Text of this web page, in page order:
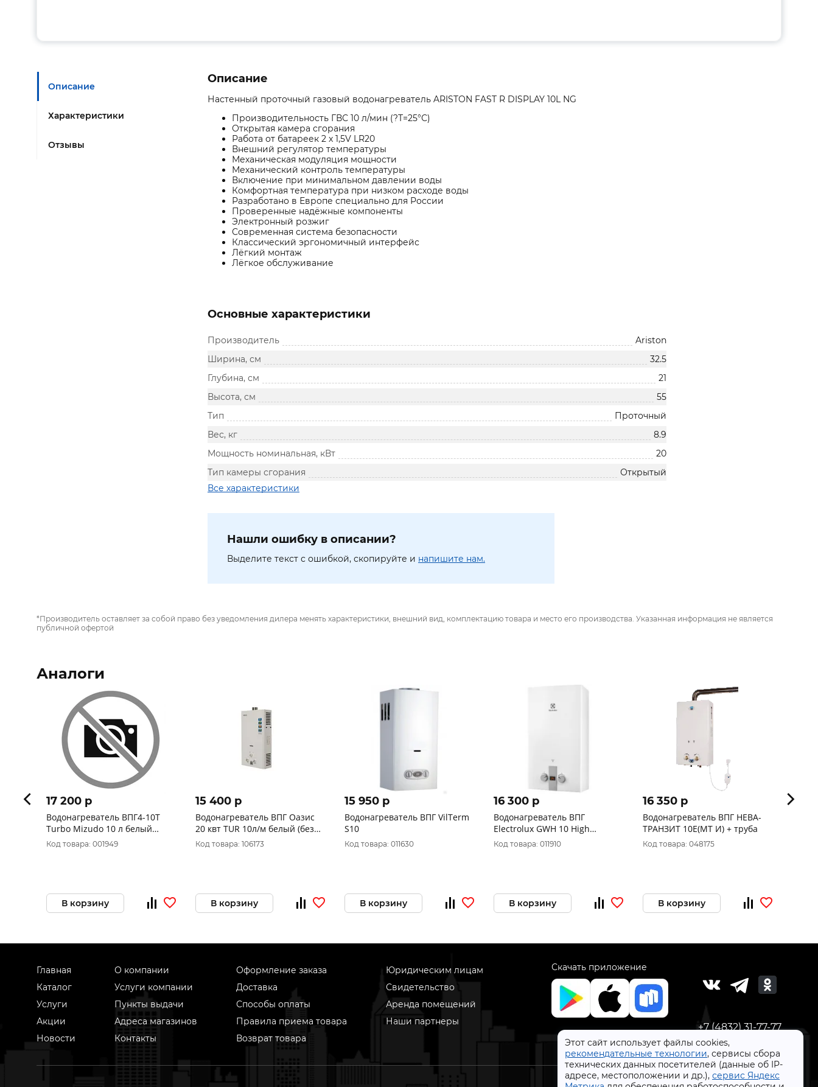
Этот сайт использует файлы cookies,
рекомендательные технологии, сервисы сбора
технических данных посетителей (данные об IP-
адресе, местоположении и др.), сервис Яндекс
Описание
Характеристики
Отзывы
Описание
Настенный проточный газовый водонагреватель ARISTON FAST R DISPLAY 10L NG
Производительность ГВС 10 л/мин (?Т=25°С)
Открытая камера сгорания
Работа от батареек 2 x 1,5V LR20
Внешний регулятор температуры
Механическая модуляция мощности
Механический контроль температуры
Включение при минимальном давлении воды
Комфортная температура при низком расходе воды
Разработано в Европе специально для России
Проверенные надёжные компоненты
Электронный розжиг
Современная система безопасности
Классический эргономичный интерфейс
Лёгкий монтаж
Лёгкое обслуживание
Основные характеристики
Производитель
Ariston
Ширина, см
32.5
Глубина, см
21
Высота, см
55
Тип
Проточный
Вес, кг
8.9
Мощность номинальная, кВт
20
Тип камеры сгорания
Открытый
Все характеристики
Нашли ошибку в описании?
Выделите текст с ошибкой, скопируйте и напишите нам.
*Производитель оставляет за собой право без уведомления дилера менять характеристики, внешний вид, комплектацию товара и место его производства. Указанная информация не является
публичной офертой
Аналоги
17 200 p
Водонагреватель ВПГ4-10Т
Turbo Mizudo 10 л белый
(труба в комплекте)
Код товара: 001949
В корзину
15 400 p
Водонагреватель ВПГ Оазис
20 квт TUR 10л/м белый (без
дымохода)
Код товара: 106173
В корзину
15 950 p
Водонагреватель ВПГ VilTerm
S10
Код товара: 011630
В корзину
16 300 p
Водонагреватель ВПГ
Electrolux GWH 10 High
Perforrmance Eco
Код товара: 011910
В корзину
16 350 p
Водонагреватель ВПГ НЕВА-
ТРАНЗИТ 10Е(МТ И) + труба
Код товара: 048175
В корзину
13
Главная
Каталог
Услуги
Акции
Новости
О компании
Услуги компании
Пункты выдачи
Адреса магазинов
Контакты
Оформление заказа
Доставка
Способы оплаты
Правила приема товара
Возврат товара
Юридическим лицам
Свидетельство
Аренда помещений
Наши партнеры
Скачать приложение
+7 (4832) 31-77-77